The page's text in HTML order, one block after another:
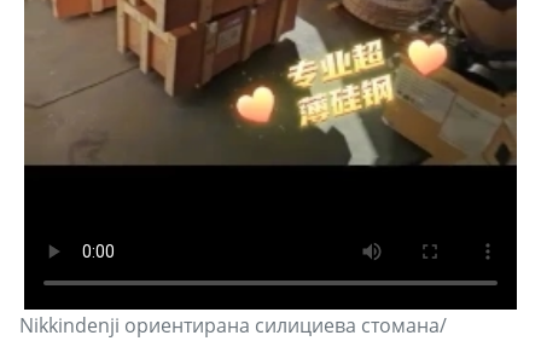
Nikkindenji ориентирана силициева стомана/